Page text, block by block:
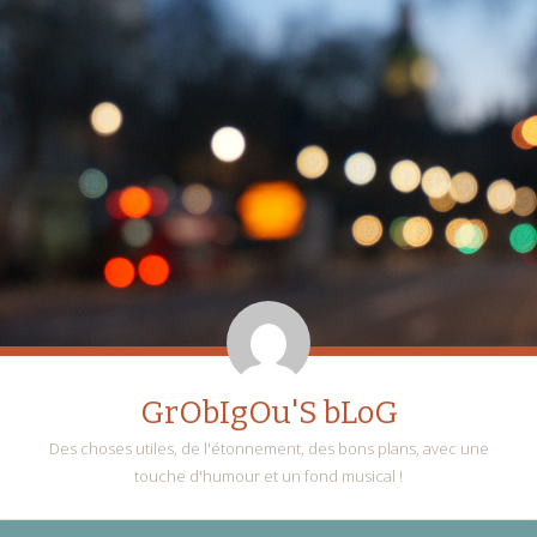
GrObIgOu'S bLoG
Des choses utiles, de l'étonnement, des bons plans, avec une
touche d'humour et un fond musical !